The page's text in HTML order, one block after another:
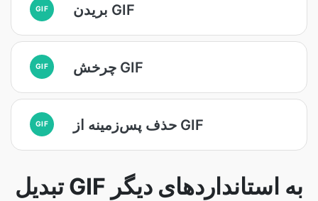
GIF بریدن GIF
GIF چرخش GIF
GIF حذف پس‌زمینه از GIF
تبدیل GIF به استانداردهای دیگر